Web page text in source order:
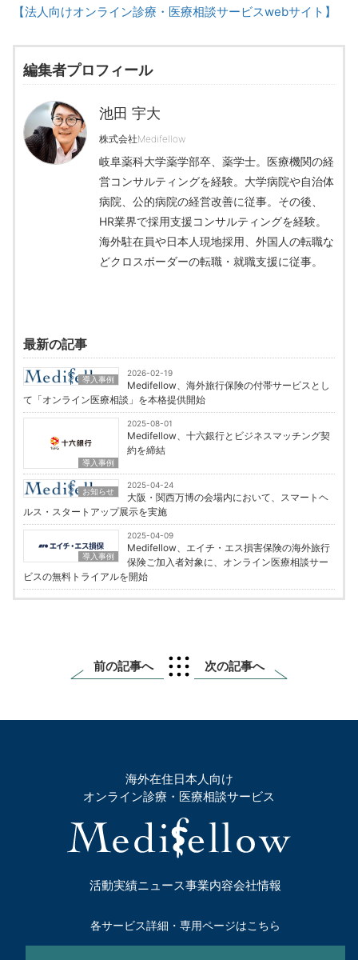
【法人向けオンライン診療・医療相談サービスwebサイト】
編集者プロフィール
池田 宇大
株式会社Medifellow
岐阜薬科大学薬学部卒、薬学士。医療機関の経
営コンサルティングを経験。大学病院や自治体
病院、公的病院の経営改善に従事。その後、
HR業界で採用支援コンサルティングを経験。
海外駐在員や日本人現地採用、外国人の転職な
どクロスボーダーの転職・就職支援に従事。
最新の記事
導入事例
2026-02-19
Medifellow、海外旅行保険の付帯サービスとし
て「オンライン医療相談」を本格提供開始
導入事例
2025-08-01
Medifellow、十六銀行とビジネスマッチング契
約を締結
お知らせ
2025-04-24
大阪・関西万博の会場内において、スマートヘ
ルス・スタートアップ展示を実施
導入事例
2025-04-09
Medifellow、エイチ・エス損害保険の海外旅行
保険ご加入者対象に、オンライン医療相談サー
ビスの無料トライアルを開始
前の記事へ 次の記事へ
海外在住日本人向け
オンライン診療・医療相談サービス
活動実績ニュース事業内容会社情報
各サービス詳細・専用ページはこちら